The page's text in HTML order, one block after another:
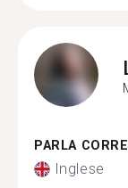
PARLA
Inglese